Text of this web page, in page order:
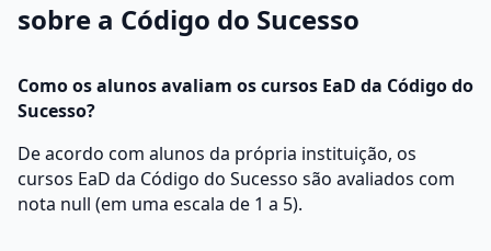
sobre a Código do Sucesso
Como os alunos avaliam os cursos EaD da Código do
Sucesso?
De acordo com alunos da própria instituição, os
cursos EaD da Código do Sucesso são avaliados com
nota null (em uma escala de 1 a 5).